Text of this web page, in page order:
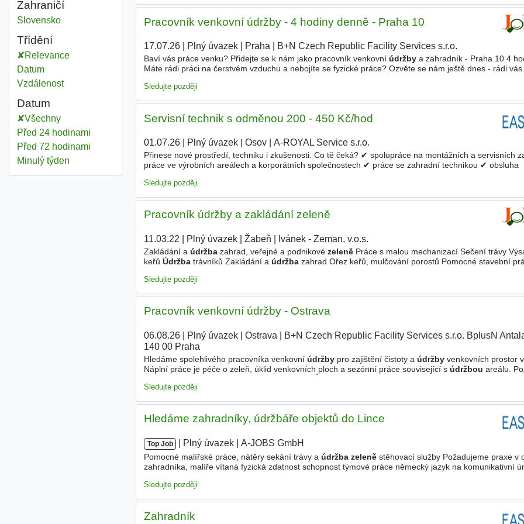
Zahraničí
Údržba zeleně
Slovensko
Třídění
Relevance
Datum
Vzdálenost
Datum
Všechny
Před 24 hodinami
Před 72 hodinami
Minulý týden
Pracovník venkovní údržby - 4 hodiny denně - Praha 10
17.07.26| Plný úvazek| Praha| B+N Czech Republic Facility Services s.r.o.
Baví vás práce venku? Přidejte se k nám jako pracovník venkovní údržbya zahradník - Praha 10 4
Máte rádi práci na čerstvém vzduchu a nebojíte se fyzické práce? Ozvěte se nám ještě dnes - rádi
Sledujte později
Servisní technik s odměnou 200 - 450 Kč/hod
01.07.26| Plný úvazek| Osov| A-ROYAL Service s.r.o.
Přinese nové prostředí, techniku i zkušenosti. Co tě čeká? ✔ spolupráce na montážních a servisních
práce ve výrobních areálech a korporátních společnostech ✔ práce se zahradní technikou ✔ obsluha
Sledujte později
Pracovník údržby a zakládání zeleně
11.03.22 Plný úvazek| Žabeň Ivánek - Zeman, v.o.s.
Zakládání a údržbazahrad, veřejné a podnikové zeleněPráce s malou mechanizací Sečení trávy
keřů Údržbatrávníků Zakládání a údržbazahrad Ořez keřů, mulčování porostů Pomocné stavební
Sledujte později
Pracovník venkovní údržby - Ostrava
06.08.26| Plný úvazek| Ostrava
B+N Czech Republic Facility Services s.r.o. BplusN
140 00 Praha
Hledáme spolehlivého pracovníka venkovní údržbypro zajištění čistoty a údržbyvenkovních prostor
Náplní práce je péče o zeleň, úklid venkovních ploch a sezónní práce související s údržbou areálu.
Sledujte později
Hledáme zahradníky, údržbáře objektů do Lince
Top Job Plný úvazek A-JOBS GmbH
Pomocné malířské práce, nátěry sekání trávy a údržba zeleněstěhovací služby Požadujeme praxe v
zahradníka, malíře vítaná fyzická zdatnost schopnost týmové práce německý jazyk na komunikativní
Sledujte později
Zahradník